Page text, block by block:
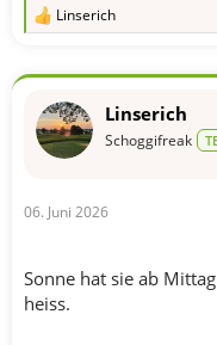
R
k
o
:
Linserich
Linserich
Schoggifreak
06. Juni 2026
Sonne hat sie ab
heiss.